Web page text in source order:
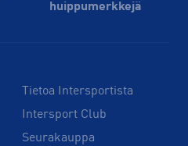
huippu­merkkejä
Tietoa Intersportista
Intersport Club
Seurakauppa